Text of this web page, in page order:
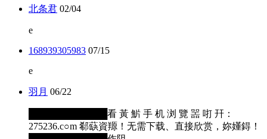
北条君 02/04
e
168939305983 07/15
e
羽月 06/22
████████████看 黃 魸 手 机 浏 覽 噐 咑 幵：
275236.c○m 郗蒛資羱！无需下载、直接欣赏，妳嬞鍀！